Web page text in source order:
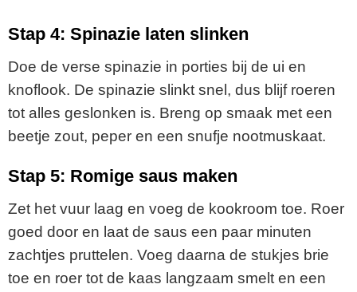
Stap 4: Spinazie laten slinken
Doe de verse spinazie in porties bij de ui en
knoflook. De spinazie slinkt snel, dus blijf roeren
tot alles geslonken is. Breng op smaak met een
beetje zout, peper en een snufje nootmuskaat.
Stap 5: Romige saus maken
Zet het vuur laag en voeg de kookroom toe. Roer
goed door en laat de saus een paar minuten
zachtjes pruttelen. Voeg daarna de stukjes brie
toe en roer tot de kaas langzaam smelt en een